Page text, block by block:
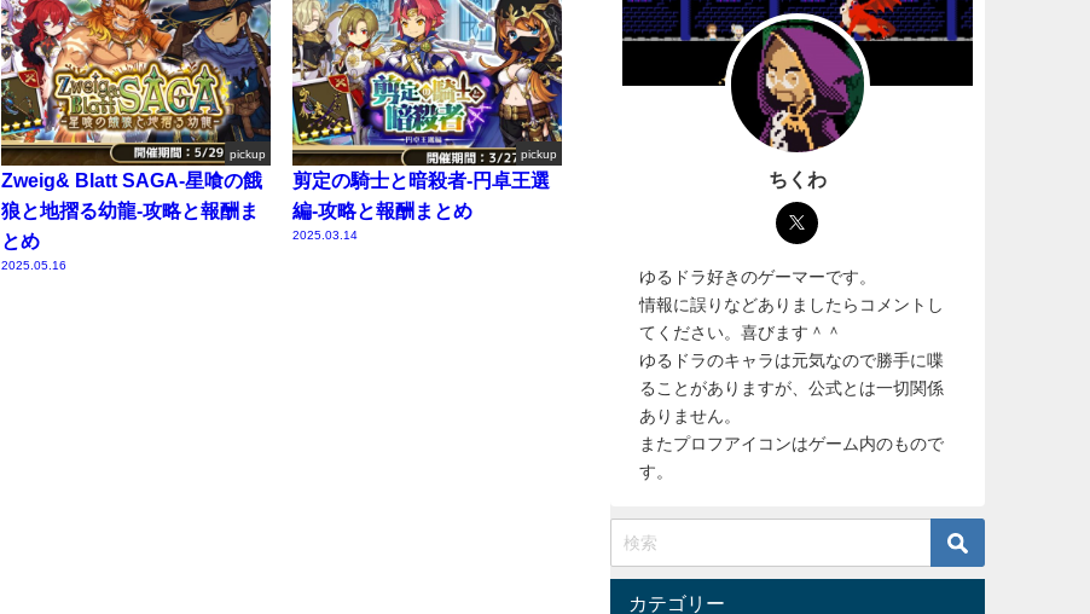
pickup
Zweig& Blatt SAGA-星喰の餓
狼と地摺る幼龍-攻略と報酬ま
とめ
2025.05.16
pickup
剪定の騎士と暗殺者-円卓王選
編-攻略と報酬まとめ
2025.03.14
ちくわ
ゆるドラ好きのゲーマーです。
情報に誤りなどありましたらコメントし
てください。喜びます＾＾
ゆるドラのキャラは元気なので勝手に喋
ることがありますが、公式とは一切関係
ありません。
またプロフアイコンはゲーム内のもので
す。
カテゴリー